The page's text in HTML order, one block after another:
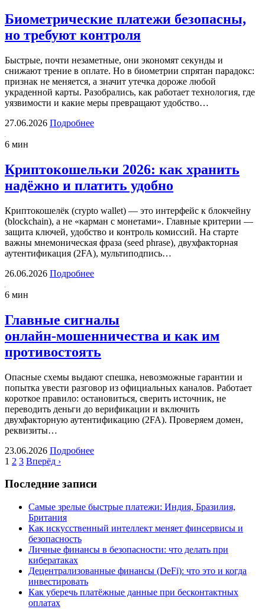
Биометрические платежи безопасны,
но требуют контроля
Быстрые, почти незаметные, они экономят секунды и
снижают трение в оплате. Но в биометрии спрятан парадокс:
признак не меняется, а значит утечка дороже любой
украденной карты. Разобрались, как работает технология, где
уязвимости и какие меры превращают удобство…
27.06.2026 Подробнее
6 мин
Криптокошельки 2026: как хранить
надёжно и платить удобно
Криптокошелёк (crypto wallet) — это интерфейс к блокчейну
(blockchain), а не «карман с монетами». Главные критерии —
защита ключей, удобство и контроль комиссий. На старте
важны мнемоническая фраза (seed phrase), двухфакторная
аутентификация (2FA), мультиподпись…
26.06.2026 Подробнее
6 мин
Главные сигналы
онлайн‑мошенничества и как им
противостоять
Опасные схемы выдают спешка, невозможные гарантии и
попытка увести разговор из официальных каналов. Работает
короткое правило: остановиться, сверить источник, не
переводить деньги до верификации и включить
двухфакторную аутентификацию (2FA). Проверяем домен,
реквизиты…
23.06.2026 Подробнее
1 2 3 Вперёд ›
Последние записи
Самые зрелые быстрые платежи: Индия, Бразилия,
Британия
Как искусственный интеллект меняет финсервисы и
безопасность
Личные финансы в безопасности: что делать при
кибератаках
Децентрализованные финансы (DeFi): что это и когда
инвестировать
Как уберечь платёжные данные при бесконтактных
оплатах